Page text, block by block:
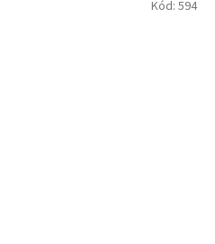
Kód: 594